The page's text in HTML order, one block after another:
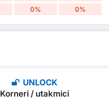
0% 0%
UNLOCK
Korneri / utakmici